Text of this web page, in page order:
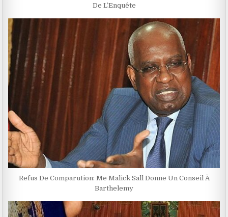
De L’Enquête
Refus De Comparution: Me Malick Sall Donne Un Conseil À
Barthelemy